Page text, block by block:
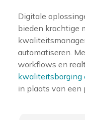
Digitale
bieden krachtige
automatiseren.
workflows en
kwaliteitsborging
in plaats van een